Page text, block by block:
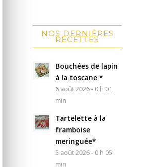
NOS DERNIÈRES
RECETTES
Bouchées de lapin
à la toscane *
6 août 2026 - 0 h 01
min
Tartelette à la
framboise
meringuée*
5 août 2026 - 0 h 05
min